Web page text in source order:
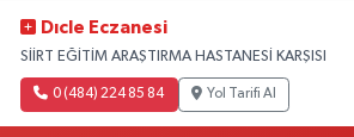
Dıcle Eczanesi
SİİRT EĞİTİM ARAŞTIRMA HASTANESİ KARŞISI
0 (484) 224 85 84 Yol Tarifi Al